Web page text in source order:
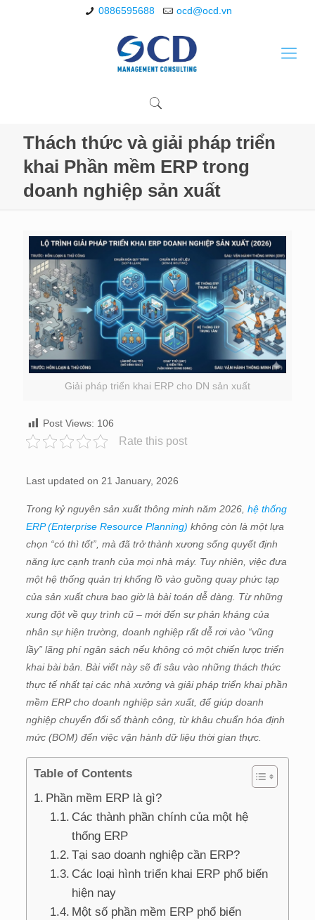
0886595688 ocd@ocd.vn
Thách thức và giải pháp triển
khai Phần mềm ERP trong
doanh nghiệp sản xuất
Giải pháp triển khai ERP cho DN sản xuất
Post Views: 106
Rate this post
Last updated on 21 January, 2026
Trong kỷ nguyên sản xuất thông minh năm 2026, hệ thống
ERP (Enterprise Resource Planning) không còn là một lựa
chọn “có thì tốt”, mà đã trở thành xương sống quyết định
năng lực cạnh tranh của mọi nhà máy. Tuy nhiên, việc đưa
một hệ thống quản trị khổng lồ vào guồng quay phức tạp
của sản xuất chưa bao giờ là bài toán dễ dàng. Từ những
xung đột về quy trình cũ – mới đến sự phản kháng của
nhân sự hiện trường, doanh nghiệp rất dễ rơi vào “vũng
lầy” lãng phí ngân sách nếu không có một chiến lược triển
khai bài bản. Bài viết này sẽ đi sâu vào những thách thức
thực tế nhất tại các nhà xưởng và giải pháp triển khai phần
mềm ERP cho doanh nghiệp sản xuất, để giúp doanh
nghiệp chuyển đổi số thành công, từ khâu chuẩn hóa định
mức (BOM) đến việc vận hành dữ liệu thời gian thực.
Table of Contents
Phần mềm ERP là gì?
Các thành phần chính của một hệ
thống ERP
Tại sao doanh nghiệp cần ERP?
Các loại hình triển khai ERP phổ biến
hiện nay
Một số phần mềm ERP phổ biến